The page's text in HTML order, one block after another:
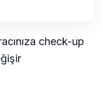
check-up